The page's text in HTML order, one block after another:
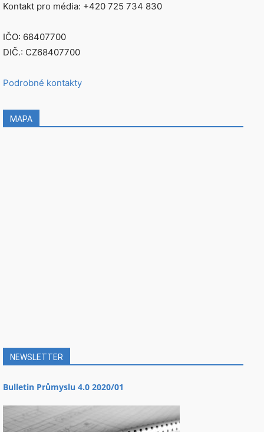
Kontakt pro média: +420 725 734 830
IČO: 68407700
DIČ.: CZ68407700
Podrobné kontakty
MAPA
NEWSLETTER
Bulletin Průmyslu 4.0 2020/01